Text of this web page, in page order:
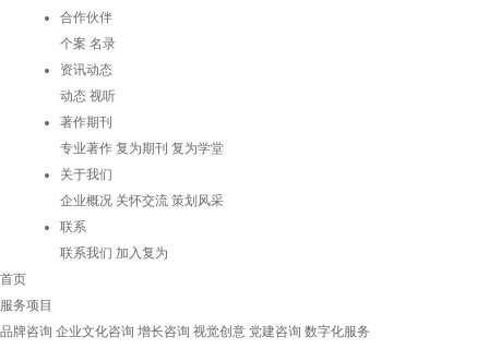
合作伙伴
个案 名录
资讯动态
动态 视听
著作期刊
专业著作 复为期刊 复为学堂
关于我们
企业概况 关怀交流 策划风采
联系
联系我们 加入复为
首页
服务项目
品牌咨询 企业文化咨询 增长咨询 视觉创意 党建咨询 数字化服务